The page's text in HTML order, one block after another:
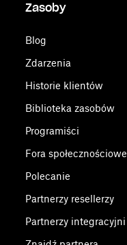
Zasoby
Blog
Zdarzenia
Historie klientów
Biblioteka zasobów
Programiści
Fora społecznościowe
Polecanie
Partnerzy resellerzy
Partnerzy integracyjni